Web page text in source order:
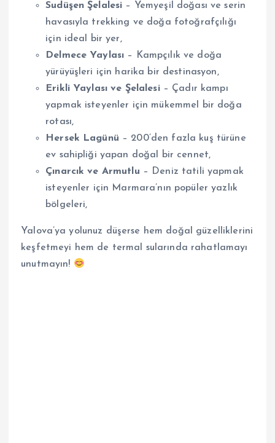
Sudüşen Şelalesi – Yemyeşil doğası ve serin
havasıyla trekking ve doğa fotoğrafçılığı
için ideal bir yer,
Delmece Yaylası – Kampçılık ve doğa
yürüyüşleri için harika bir destinasyon,
Erikli Yaylası ve Şelalesi– Çadır kampı
yapmak isteyenler için mükemmel bir doğa
rotası,
Hersek Lagünü – 200’den fazla kuş türüne
ev sahipliği yapan doğal bir cennet,
Çınarcık ve Armutlu – Deniz tatili yapmak
isteyenler için Marmara’nın popüler yazlık
bölgeleri,
Yalova’ya yolunuz düşerse hem doğal güzelliklerini
keşfetmeyi hem de termal sularında rahatlamayı
unutmayın!